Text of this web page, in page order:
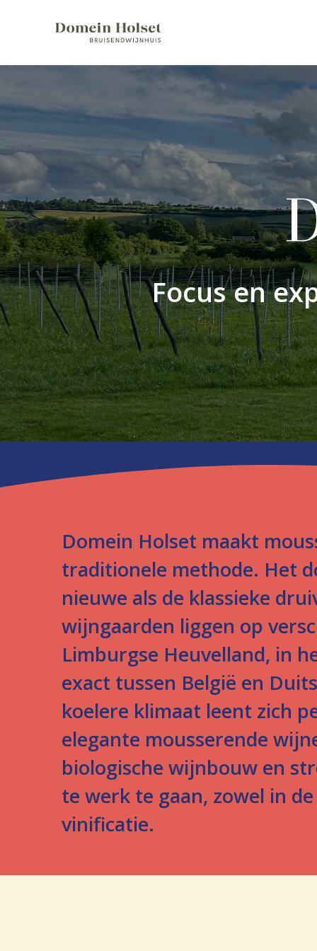
Focus en
Domein Holset maakt
traditionele methode. Het
nieuwe als de klassieke
wijngaarden liggen op
Limburgse Heuvelland, in
exact tussen België en
koelere klimaat leent zich
elegante mousserende
biologische wijnbouw en
te werk te gaan, zowel in
vinificatie.